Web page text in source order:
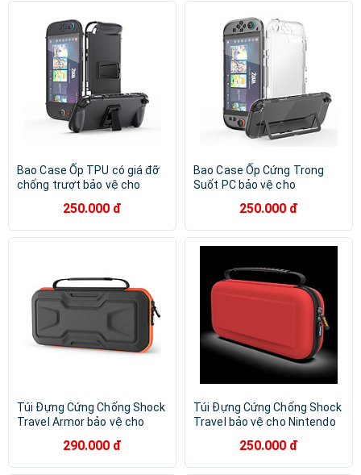
Bao Case Ốp TPU có giá đỡ
chống trượt bảo vệ cho
Chính Hãng250.000 đ
Bao Case Ốp Cứng Trong
Suốt PC bảo vệ cho
Chính Hãng250.000 đ
Túi Đựng Cứng Chống Shock
Travel Armor bảo vệ cho
chính hãng290.000 đ
Túi Đựng Cứng Chống Shock
Travel bảo vệ cho Nintendo
250.000 đ